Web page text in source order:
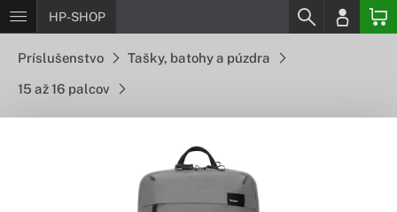
HP-SHOP
Príslušenstvo Tašky, batohy a púzdra
15 až 16 palcov